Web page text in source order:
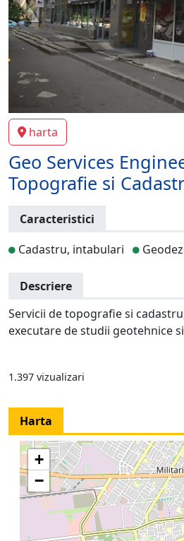
harta
Geo Services
Topografie si
Caracteristici
Cadastru, intabulari
Descriere
Servicii de topografie si
executare de studii geotehnice
1.397 vizualizari
Harta
+
−